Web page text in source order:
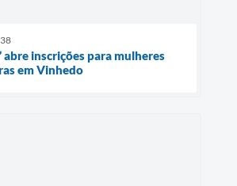
abre inscrições para mulheres
em Vinhedo